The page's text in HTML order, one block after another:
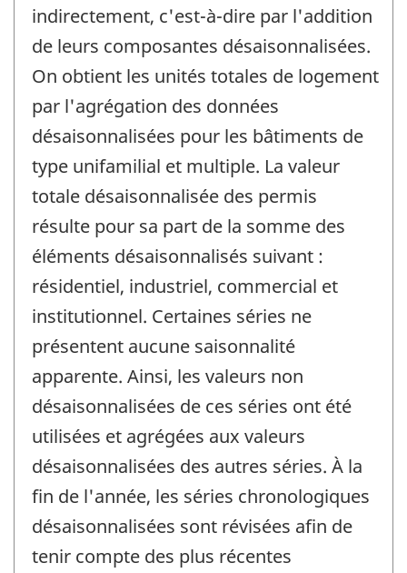
indirectement, c'est-à-dire par l'addition
de leurs composantes désaisonnalisées.
On obtient les unités totales de logement
par l'agrégation des données
désaisonnalisées pour les bâtiments de
type unifamilial et multiple. La valeur
totale désaisonnalisée des permis
résulte pour sa part de la somme des
éléments désaisonnalisés suivant :
résidentiel, industriel, commercial et
institutionnel. Certaines séries ne
présentent aucune saisonnalité
apparente. Ainsi, les valeurs non
désaisonnalisées de ces séries ont été
utilisées et agrégées aux valeurs
désaisonnalisées des autres séries. À la
fin de l'année, les séries chronologiques
désaisonnalisées sont révisées afin de
tenir compte des plus récentes